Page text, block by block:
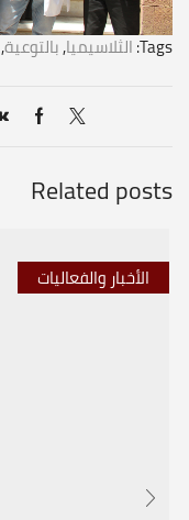
Tags: الثلاسيميا,بالتوعية,
Related posts
الأخبار والفعاليات